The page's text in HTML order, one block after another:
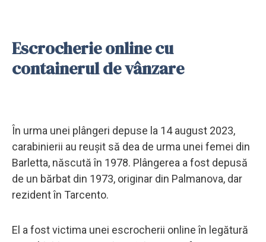
Escrocherie online cu
containerul de vânzare
În urma unei plângeri depuse la 14 august 2023,
carabinierii au reușit să dea de urma unei femei din
Barletta, născută în 1978. Plângerea a fost depusă
de un bărbat din 1973, originar din Palmanova, dar
rezident în Tarcento.
El a fost victima unei escrocherii online în legătură